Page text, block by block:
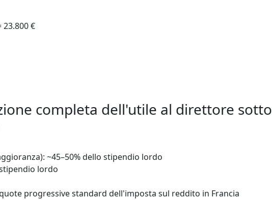
23.800 €
completa dell'utile al direttore sotto
~45–50% dello stipendio lordo
stipendio lordo
progressive standard dell'imposta sul reddito in Francia